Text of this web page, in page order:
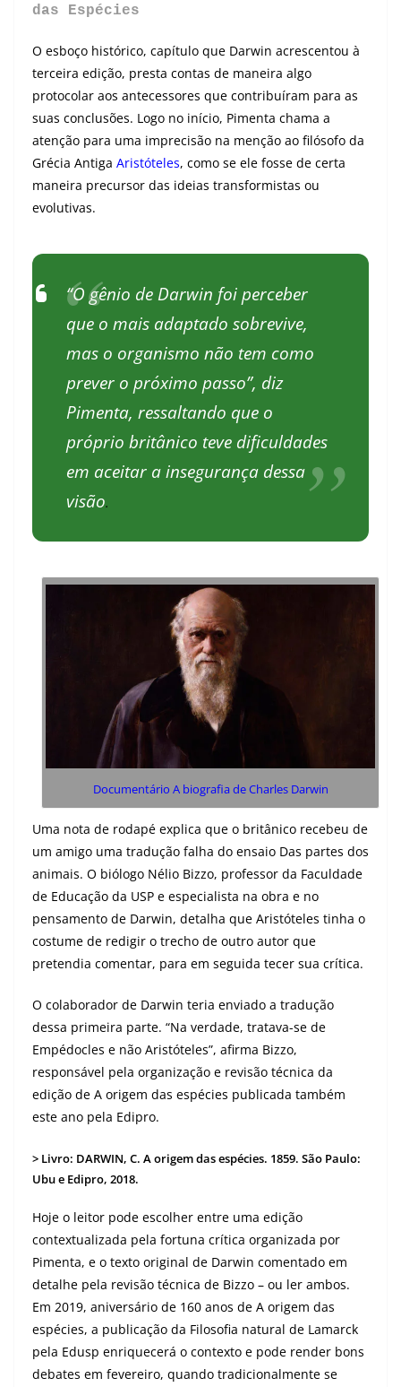
das Espécies
O esboço histórico, capítulo que Darwin acrescentou à
terceira edição, presta contas de maneira algo
protocolar aos antecessores que contribuíram para as
suas conclusões. Logo no início, Pimenta chama a
atenção para uma imprecisão na menção ao filósofo da
Grécia Antiga Aristóteles, como se ele fosse de certa
maneira precursor das ideias transformistas ou
evolutivas.
“O gênio de Darwin foi perceber
que o mais adaptado sobrevive,
mas o organismo não tem como
prever o próximo passo”, diz
Pimenta, ressaltando que o
próprio britânico teve dificuldades
em aceitar a insegurança dessa
visão.
Documentário A biografia de Charles Darwin
Uma nota de rodapé explica que o britânico recebeu de
um amigo uma tradução falha do ensaio Das partes dos
animais. O biólogo Nélio Bizzo, professor da Faculdade
de Educação da USP e especialista na obra e no
pensamento de Darwin, detalha que Aristóteles tinha o
costume de redigir o trecho de outro autor que
pretendia comentar, para em seguida tecer sua crítica.
O colaborador de Darwin teria enviado a tradução
dessa primeira parte. “Na verdade, tratava-se de
Empédocles e não Aristóteles”, afirma Bizzo,
responsável pela organização e revisão técnica da
edição de A origem das espécies publicada também
este ano pela Edipro.
> Livro: DARWIN, C. A origem das espécies. 1859. São Paulo:
Ubu e Edipro, 2018.
Hoje o leitor pode escolher entre uma edição
contextualizada pela fortuna crítica organizada por
Pimenta, e o texto original de Darwin comentado em
detalhe pela revisão técnica de Bizzo – ou ler ambos.
Em 2019, aniversário de 160 anos de A origem das
espécies, a publicação da Filosofia natural de Lamarck
pela Edusp enriquecerá o contexto e pode render bons
debates em fevereiro, quando tradicionalmente se